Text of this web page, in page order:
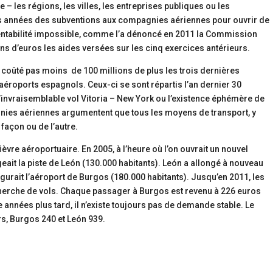
– les régions, les villes, les entreprises publiques ou les
des subventions aux compagnies aériennes pour ouvrir de
impossible, comme l’a dénoncé en 2011 la Commission
d’euros les aides versées sur les cinq exercices antérieurs.
coûté pas moins de 100 millions de plus les trois dernières
espagnols. Ceux-ci se sont répartis l’an dernier 30
vol Vitoria – New York ou l’existence éphémère de
aériennes argumentent que tous les moyens de transport, y
ou de l’autre.
aéroportuaire. En 2005, à l’heure où l’on ouvrait un nouvel
la piste de León (130.000 habitants). León a allongé à nouveau
l’aéroport de Burgos (180.000 habitants). Jusqu’en 2011, les
de vols. Chaque passager à Burgos est revenu à 226 euros
plus tard, il n’existe toujours pas de demande stable. Le
Burgos 240 et León 939.